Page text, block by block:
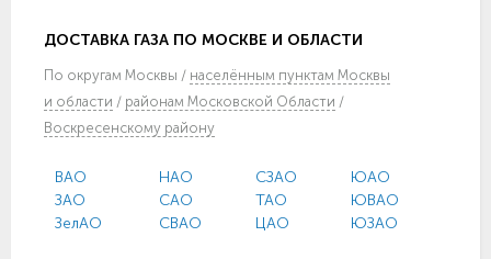
ДОСТАВКА ГАЗА ПО МОСКВЕ И ОБЛАСТИ
По округам Москвы / населённым пунктам Москвы
и области / районам Московской Области /
Воскресенскому району
ВАО
ЗАО
ЗелАО
НАО
САО
СВАО
СЗАО
ТАО
ЦАО
ЮАО
ЮВАО
ЮЗАО